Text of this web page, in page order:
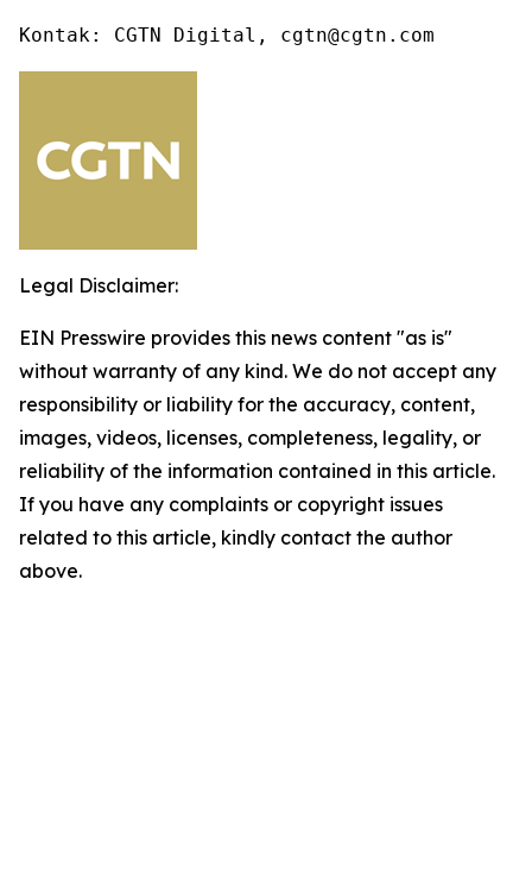
Kontak: CGTN Digital, cgtn@cgtn.com
Legal Disclaimer:
EIN Presswire provides this news content "as is"
without warranty of any kind. We do not accept any
responsibility or liability for the accuracy, content,
images, videos, licenses, completeness, legality, or
reliability of the information contained in this article.
If you have any complaints or copyright issues
related to this article, kindly contact the author
above.